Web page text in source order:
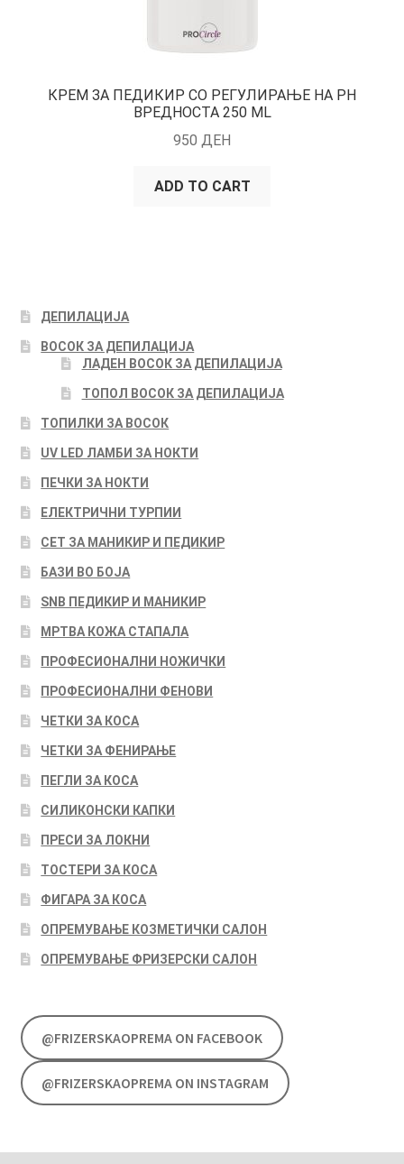
КРЕМ ЗА ПЕДИКИР СО РЕГУЛИРАЊЕ НА PH
ВРЕДНОСТА 250 ML
950 ДЕН
ADD TO CART
ДЕПИЛАЦИЈА
ВОСОК ЗА ДЕПИЛАЦИЈА
ЛАДЕН ВОСОК ЗА ДЕПИЛАЦИЈА
ТОПОЛ ВОСОК ЗА ДЕПИЛАЦИЈА
ТОПИЛКИ ЗА ВОСОК
UV LED ЛАМБИ ЗА НОКТИ
ПЕЧКИ ЗА НОКТИ
ЕЛЕКТРИЧНИ ТУРПИИ
СЕТ ЗА МАНИКИР И ПЕДИКИР
БАЗИ ВО БОЈА
SNB ПЕДИКИР И МАНИКИР
МРТВА КОЖА СТАПАЛА
ПРОФЕСИОНАЛНИ НОЖИЧКИ
ПРОФЕСИОНАЛНИ ФЕНОВИ
ЧЕТКИ ЗА КОСА
ЧЕТКИ ЗА ФЕНИРАЊЕ
ПЕГЛИ ЗА КОСА
СИЛИКОНСКИ КАПКИ
ПРЕСИ ЗА ЛОКНИ
ТОСТЕРИ ЗА КОСА
ФИГАРА ЗА КОСА
ОПРЕМУВАЊЕ КОЗМЕТИЧКИ САЛОН
ОПРЕМУВАЊЕ ФРИЗЕРСКИ САЛОН
@FRIZERSKAOPREMA ON FACEBOOK
@FRIZERSKAOPREMA ON INSTAGRAM